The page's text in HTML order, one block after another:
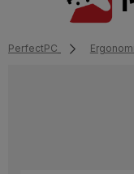
PerfectPC